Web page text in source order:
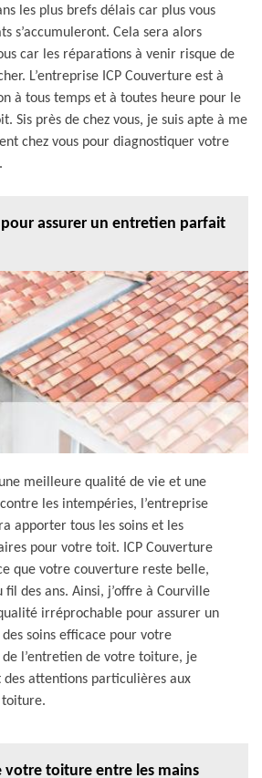
les plus brefs délais car plus vous
s’accumuleront. Cela sera alors
car les réparations à venir risque de
L’entreprise ICP Couverture est à
à tous temps et à toutes heure pour le
Sis près de chez vous, je suis apte à me
chez vous pour diagnostiquer votre
pour assurer un entretien parfait
meilleure qualité de vie et une
les intempéries, l’entreprise
apporter tous les soins et les
pour votre toit. ICP Couverture
que votre couverture reste belle,
des ans. Ainsi, j’offre à Courville
irréprochable pour assurer un
soins efficace pour votre
l’entretien de votre toiture, je
attentions particulières aux
toiture.
votre toiture entre les mains